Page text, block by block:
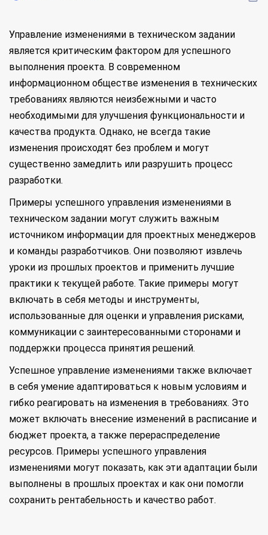
Управление изменениями в техническом задании
является критическим фактором для успешного
выполнения проекта. В современном
информационном обществе изменения в технических
требованиях являются неизбежными и часто
необходимыми для улучшения функциональности и
качества продукта. Однако, не всегда такие
изменения происходят без проблем и могут
существенно замедлить или разрушить процесс
разработки.
Примеры успешного управления изменениями в
техническом задании могут служить важным
источником информации для проектных менеджеров
и команды разработчиков. Они позволяют извлечь
уроки из прошлых проектов и применить лучшие
практики к текущей работе. Такие примеры могут
включать в себя методы и инструменты,
использованные для оценки и управления рисками,
коммуникации с заинтересованными сторонами и
поддержки процесса принятия решений.
Успешное управление изменениями также включает
в себя умение адаптироваться к новым условиям и
гибко реагировать на изменения в требованиях. Это
может включать внесение изменений в расписание и
бюджет проекта, а также перераспределение
ресурсов. Примеры успешного управления
изменениями могут показать, как эти адаптации были
выполнены в прошлых проектах и как они помогли
сохранить рентабельность и качество работ.